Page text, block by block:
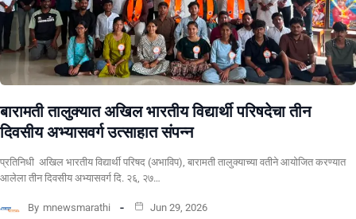
बारामती तालुक्यात अखिल भारतीय विद्यार्थी परिषदेचा तीन
दिवसीय अभ्यासवर्ग उत्साहात संपन्न
प्रतिनिधी अखिल भारतीय विद्यार्थी परिषद (अभाविप), बारामती तालुक्याच्या वतीने आयोजित करण्यात
आलेला तीन दिवसीय अभ्यासवर्ग दि. २६, २७…
By mnewsmarathi Jun 29, 2026